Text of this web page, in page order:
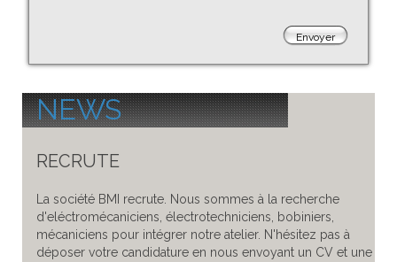
Envoyer
NEWS
RECRUTE
La société BMI recrute. Nous sommes à la recherche
d'eléctromécaniciens, électrotechniciens, bobiniers,
mécaniciens pour intégrer notre atelier. N'hésitez pas à
déposer votre candidature en nous envoyant un CV et une